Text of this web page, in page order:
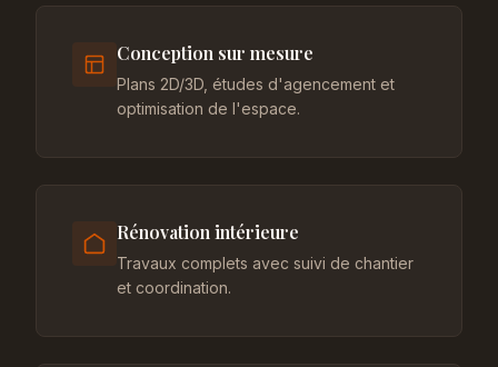
Conception sur mesure
Plans 2D/3D, études d'agencement et
optimisation de l'espace.
Rénovation intérieure
Travaux complets avec suivi de chantier
et coordination.